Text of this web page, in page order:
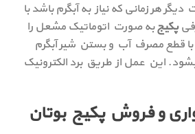
هر زمانی که نیاز به آبگرم باشد با
پکیجبه صورت اتوماتیک مشعل را
قطع مصرف آب و بستن شیر آبگرم
این عمل از طریق برد الکترونیک
و فروش پکیج بوتان